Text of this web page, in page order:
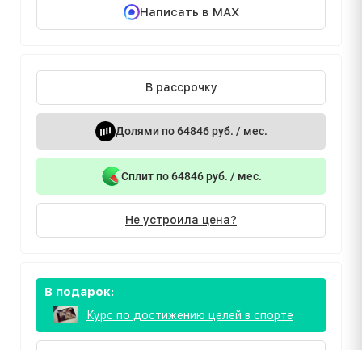
Написать в MAX
В рассрочку
Долями по 64846 руб. / мес.
Сплит по 64846 руб. / мес.
Не устроила цена?
В подарок:
Курс по достижению целей в спорте